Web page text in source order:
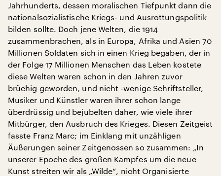
Jahrhunderts, dessen moralischen Tiefpunkt dann die
nationalsozialistische Kriegs- und Ausrottungspolitik
bilden sollte. Doch jene Welten, die 1914
zusammenbrachen, als in Europa, Afrika und Asien 70
Millionen Soldaten sich in einen Krieg begaben, der in
der Folge 17 Millionen Menschen das Leben kostete
diese Welten waren schon in den Jahren zuvor
brüchig geworden, und nicht -wenige Schriftsteller,
Musiker und Künstler waren ihrer schon lange
überdrüssig und bejubelten daher, wie viele ihrer
Mitbürger, den Ausbruch des Krieges. Diesen Zeitgeist
fasste Franz Marc; im Einklang mit unzähligen
Äußerungen seiner Zeitgenossen so zusammen: „In
unserer Epoche des großen Kampfes um die neue
Kunst streiten wir als „Wilde“, nicht Organisierte